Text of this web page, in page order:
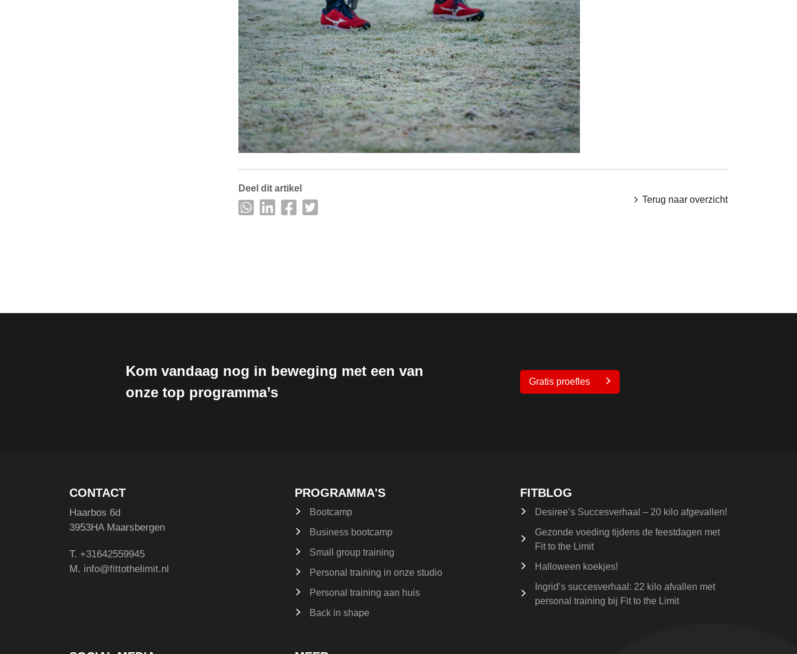
Deel dit artikel
Terug naar overzicht
Kom vandaag nog in beweging met een van
onze top programma’s
Gratis proefles
CONTACT
Haarbos 6d
3953HA Maarsbergen
T. +31642559945
M. info@fittothelimit.nl
PROGRAMMA'S
Bootcamp
Business bootcamp
Small group training
Personal training in onze studio
Personal training aan huis
Back in shape
FITBLOG
Desiree’s Succesverhaal – 20 kilo afgevallen!
Gezonde voeding tijdens de feestdagen met
Fit to the Limit
Halloween koekjes!
Ingrid’s succesverhaal: 22 kilo afvallen met
personal training bij Fit to the Limit